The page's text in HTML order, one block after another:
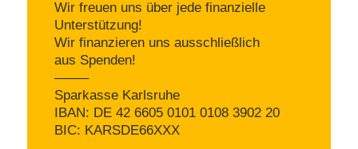
Wir freuen uns über jede finanzielle
Unterstützung!
Wir finanzieren uns ausschließlich
aus Spenden!
——–
Sparkasse Karlsruhe
IBAN: DE 42 6605 0101 0108 3902 20
BIC: KARSDE66XXX